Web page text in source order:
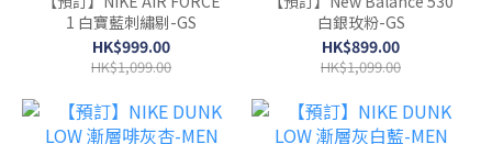
1 白寶藍刺繡剔-GS
HK$999.00
HK$1,099.00
白銀玫粉-GS
HK$899.00
HK$1,099.00